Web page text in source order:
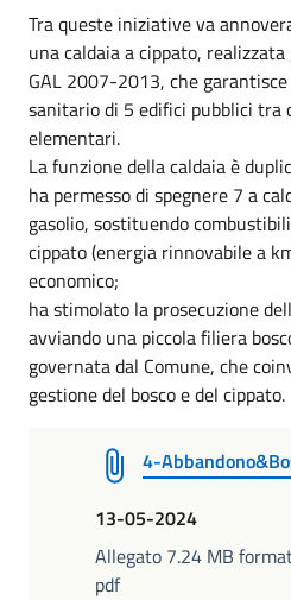
Tra queste iniziative va
una caldaia a cippato,
GAL 2007-2013, che
sanitario di 5 edifici pubblici tra
elementari.
La funzione della caldaia è
ha permesso di spegnere 7 a
gasolio, sostituendo
cippato (energia rinnovabile a
economico;
ha stimolato la prosecuzione
avviando una piccola filiera
governata dal Comune, che
gestione del bosco e del cippato.
4-
13-05-2024
Allegato 7.24 MB
pdf